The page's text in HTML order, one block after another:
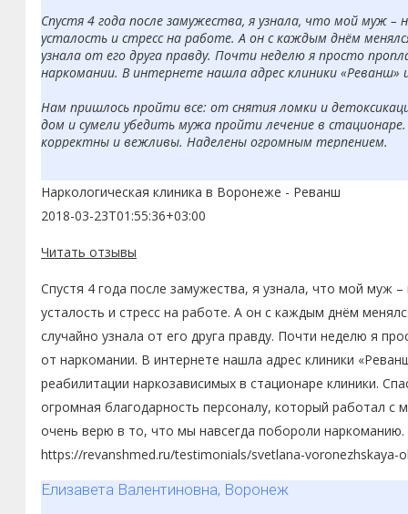
Спустя 4 года после замужества, я узнала, что мой муж –
усталость и стресс на работе. А он с каждым днём
узнала от его друга правду. Почти неделю я просто
наркомании. В интернете нашла адрес клиники
Нам пришлось пройти все: от снятия ломки и
дом и сумели убедить мужа пройти лечение в
корректны и вежливы. Наделены огромным терпением.
Наркологическая клиника в Воронеже - Реванш
2018-03-23T01:55:36+03:00
Читать отзывы
Спустя 4 года после замужества, я узнала, что мой муж
усталость и стресс на работе. А он с каждым днём
случайно узнала от его друга правду. Почти неделю я
от наркомании. В интернете нашла адрес клиники
реабилитации наркозависимых в стационаре клиники.
огромная благодарность персоналу, который работал
очень верю в то, что мы навсегда побороли
https://revanshmed.ru/testimonials/svetlana-voronezhskaya-
Елизавета Валентиновна, Воронеж